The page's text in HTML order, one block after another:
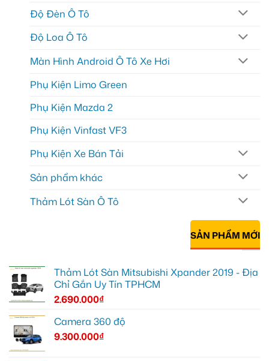
Độ Đèn Ô Tô
Độ Loa Ô Tô
Màn Hình Android Ô Tô Xe Hơi
Phụ Kiện Limo Green
Phụ Kiện Mazda 2
Phụ Kiện Vinfast VF3
Phụ Kiện Xe Bán Tải
Sản phẩm khác
Thảm Lót Sàn Ô Tô
SẢN PHẨM MỚI
Thảm Lót Sàn Mitsubishi Xpander 2019 - Địa
Chỉ Gắn Uy Tín TPHCM
2.690.000₫
Camera 360 độ
9.300.000₫